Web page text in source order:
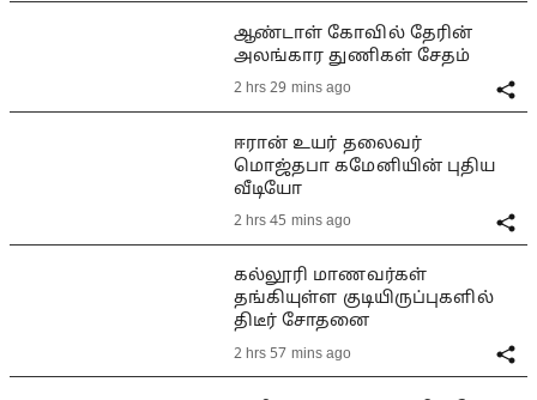
ஆண்டாள் கோவில் தேரின்
அலங்கார துணிகள் சேதம்
2 hrs 29 mins ago
ஈரான் உயர் தலைவர்
மொஜ்தபா கமேனியின் புதிய
வீடியோ
2 hrs 45 mins ago
கல்லூரி மாணவர்கள்
தங்கியுள்ள குடியிருப்புகளில்
திடீர் சோதனை
2 hrs 57 mins ago